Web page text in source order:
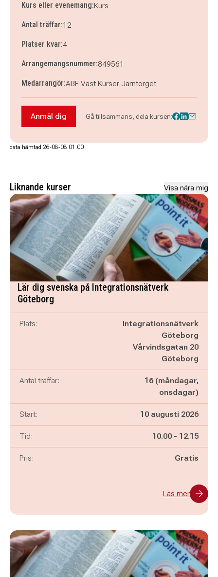
Kurs eller evenemang:Kurs
Antal träffar:12
Platser kvar:4
Arrangemangsnummer:849561
Medarrangör:ABF Väst Kurser Järntorget
Anmäl dig till Klassisk gitarr
Anmäl dig Gå tillsammans, dela kursen:
data hämtad 26-08-08 01.00
Liknande kurser Visa nära mig
Lär dig svenska på Integrationsnätverk
Göteborg
Plats:
Integrationsnätverk
Göteborg
Vårvindsgatan 20
Göteborg
Antal träffar:
16 (måndagar,
onsdagar)
Start: 10 augusti 2026
Tid: Pågår mellan
10.00 - och
12.15
Pris: Gratis
Läs mer